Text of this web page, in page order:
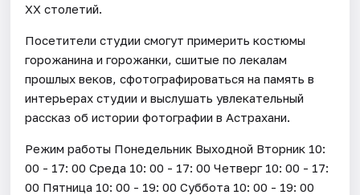
XX столетий.
Посетители студии смогут примерить костюмы
горожанина и горожанки, сшитые по лекалам
прошлых веков, сфотографироваться на память в
интерьерах студии и выслушать увлекательный
рассказ об истории фотографии в Астрахани.
Режим работы Понедельник Выходной Вторник 10:
00 - 17: 00 Среда 10: 00 - 17: 00 Четверг 10: 00 - 17:
00 Пятница 10: 00 - 19: 00 Суббота 10: 00 - 19: 00